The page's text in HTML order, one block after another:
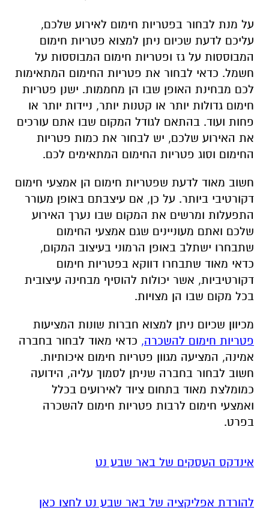
על מנת לבחור בפטריות חימום לאירוע שלכם,
עליכם לדעת שכיום ניתן למצוא פטריות חימום
המבוססות על גז ופטריות חימום המבוססות על
חשמל. כדאי לבחור את פטריות החימום המתאימות
לכם מבחינת האופן שבו הן מחממות. ישנן פטריות
חימום גדולות יותר או קטנות יותר, ניידות יותר או
פחות ועוד. בהתאם לגודל המקום שבו אתם עורכים
את האירוע שלכם, יש לבחור את כמות פטריות
החימום וסוג פטריות החימום המתאימים לכם.
חשוב מאוד לדעת שפטריות חימום הן אמצעי חימום
דקורטיבי ביותר. על כן, אם עיצבתם באופן מעורר
התפעלות ומרשים את המקום שבו נערך האירוע
שלכם ואתם מעוניינים שגם אמצעי החימום
שתבחרו ישתלב באופן הרמוני בעיצוב המקום,
כדאי מאוד שתבחרו דווקא בפטריות חימום
דקורטיביות, אשר יכולות להוסיף מבחינה עיצובית
בכל מקום שבו הן מצויות.
מכיוון שכיום ניתן למצוא חברות שונות המציעות
פטריות חימום להשכרה, כדאי מאוד לבחור בחברה
אמינה, המציעה מגוון פטריות חימום איכותיות.
חשוב לבחור בחברה שניתן לסמוך עליה, הידועה
כמומלצת מאוד בתחום ציוד לאירועים בכלל
ואמצעי חימום לרבות פטריות חימום להשכרה
בפרט.
אינדקס העסקים של באר שבע נט
להורדת אפליקציה של באר שבע נט לחצו כאן